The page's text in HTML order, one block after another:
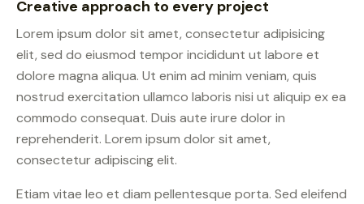
Creative approach to every project
Lorem ipsum dolor sit amet, consectetur adipisicing
elit, sed do eiusmod tempor incididunt ut labore et
dolore magna aliqua. Ut enim ad minim veniam, quis
nostrud exercitation ullamco laboris nisi ut aliquip ex ea
commodo consequat. Duis aute irure dolor in
reprehenderit. Lorem ipsum dolor sit amet,
consectetur adipiscing elit.
Etiam vitae leo et diam pellentesque porta. Sed eleifend